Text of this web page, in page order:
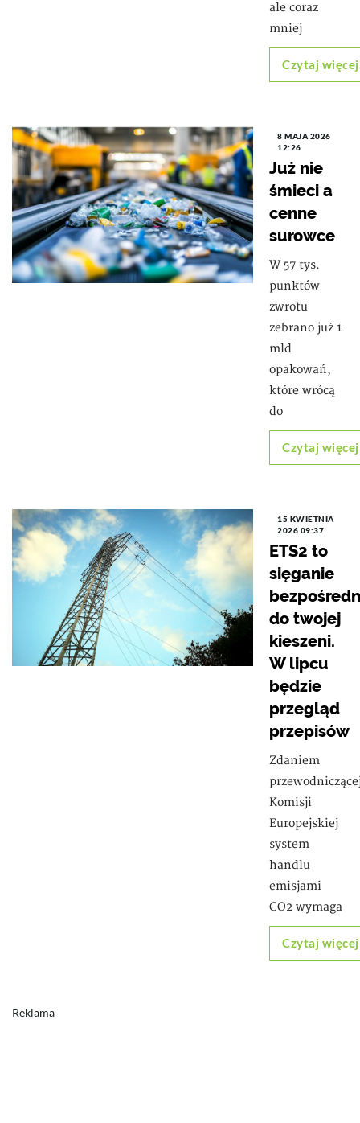
ale coraz
mniej
Czytaj więcej
8 MAJA 2026
12:26
Już nie
śmieci a
cenne
surowce
W 57 tys.
punktów
zwrotu
zebrano już 1
mld
opakowań,
które wrócą
do
Czytaj więcej
15 KWIETNIA
2026 09:37
ETS2 to
sięganie
do twojej
kieszeni.
W lipcu
będzie
przegląd
przepisów
Zdaniem
Komisji
Europejskiej
system
handlu
emisjami
CO2 wymaga
Czytaj więcej
Reklama